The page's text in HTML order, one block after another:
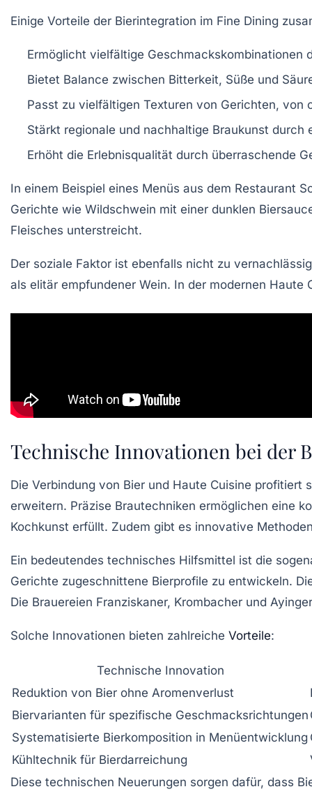
Einige Vorteile der Bierintegration im Fine Dining
Ermöglicht vielfältige Geschmackskombinationen
Bietet Balance zwischen Bitterkeit, Süße und
Passt zu vielfältigen Texturen von Gerichten, von
Stärkt regionale und nachhaltige Braukunst
Erhöht die Erlebnisqualität durch überraschende
In einem Beispiel eines Menüs aus dem Restaurant
Gerichte wie Wildschwein mit einer dunklen
Fleisches unterstreicht.
Der soziale Faktor ist ebenfalls nicht zu
als elitär empfundener Wein. In der modernen
Technische Innovationen bei der
Die Verbindung von Bier und Haute Cuisine
erweitern. Präzise Brautechniken ermöglichen eine
Kochkunst erfüllt. Zudem gibt es innovative
Ein bedeutendes technisches Hilfsmittel ist die
Gerichte zugeschnittene Bierprofile zu entwickeln.
Die Brauereien Franziskaner, Krombacher und
Solche Innovationen bieten zahlreiche Vorteile:
Technische Innovation
Reduktion von Bier ohne Aromenverlust
Biervarianten für spezifische Geschmacksrichtungen
Systematisierte Bierkomposition in Menüentwicklung
Kühltechnik für Bierdarreichung
Diese technischen Neuerungen sorgen dafür, dass